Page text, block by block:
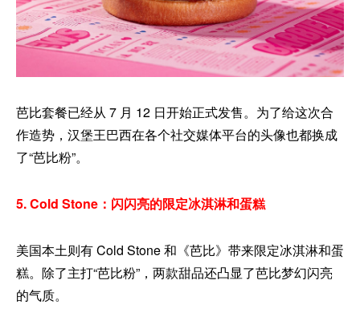
芭比套餐已经从 7 月 12 日开始正式发售。为了给这次合
作造势，汉堡王巴西在各个社交媒体平台的头像也都换成
了“芭比粉”。
5. Cold Stone：闪闪亮的限定冰淇淋和蛋糕
美国本土则有 Cold Stone 和《芭比》带来限定冰淇淋和蛋
糕。除了主打“芭比粉”，两款甜品还凸显了芭比梦幻闪亮
的气质。